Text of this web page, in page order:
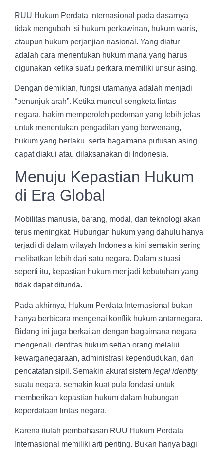
RUU Hukum Perdata Internasional pada dasarnya
tidak mengubah isi hukum perkawinan, hukum waris,
ataupun hukum perjanjian nasional. Yang diatur
adalah cara menentukan hukum mana yang harus
digunakan ketika suatu perkara memiliki unsur asing.
Dengan demikian, fungsi utamanya adalah menjadi
“penunjuk arah”. Ketika muncul sengketa lintas
negara, hakim memperoleh pedoman yang lebih jelas
untuk menentukan pengadilan yang berwenang,
hukum yang berlaku, serta bagaimana putusan asing
dapat diakui atau dilaksanakan di Indonesia.
Menuju Kepastian Hukum
di Era Global
Mobilitas manusia, barang, modal, dan teknologi akan
terus meningkat. Hubungan hukum yang dahulu hanya
terjadi di dalam wilayah Indonesia kini semakin sering
melibatkan lebih dari satu negara. Dalam situasi
seperti itu, kepastian hukum menjadi kebutuhan yang
tidak dapat ditunda.
Pada akhirnya, Hukum Perdata Internasional bukan
hanya berbicara mengenai konflik hukum antarnegara.
Bidang ini juga berkaitan dengan bagaimana negara
mengenali identitas hukum setiap orang melalui
kewarganegaraan, administrasi kependudukan, dan
pencatatan sipil. Semakin akurat sistem legal identity
suatu negara, semakin kuat pula fondasi untuk
memberikan kepastian hukum dalam hubungan
keperdataan lintas negara.
Karena itulah pembahasan RUU Hukum Perdata
Internasional memiliki arti penting. Bukan hanya bagi